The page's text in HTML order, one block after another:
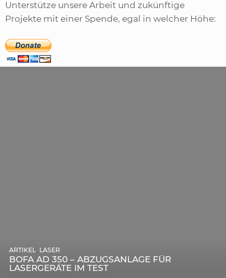
Unterstütze unsere Arbeit und zukünftige
Projekte mit einer Spende, egal in welcher Höhe:
BOFA AD 350 – ABZUGSANLAGE FÜR
LASERGERÄTE IM TEST
ARTIKEL, LASER
DIE BEDEUTENDSTEN SCHRITTE ZUR
ERFOLGREICHEN MARKENBILDUNG IN DER
DIGITALEN ÄRA